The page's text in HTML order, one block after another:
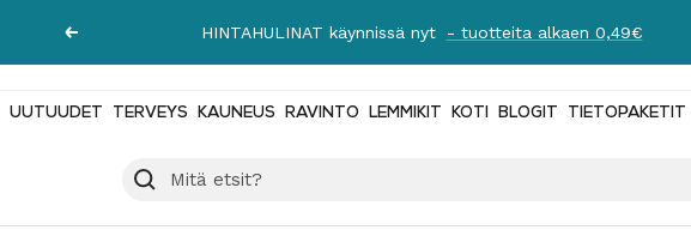
Edellinen
HINTAHULINAT käynnissä nyt - tuotteita alkaen 0,49€
UUTUUDET TERVEYS KAUNEUS RAVINTO LEMMIKIT KOTI BLOGIT TIETOPAKETIT